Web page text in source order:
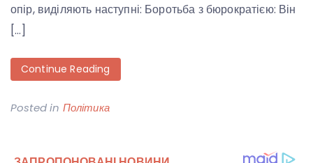
опір, виділяють наступні: Боротьба з бюрократією: Він
[…]
Continue Reading
Posted in Політика